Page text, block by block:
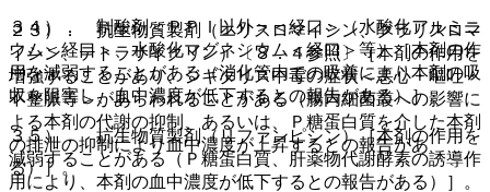
３４）． 制酸剤＜ＰＰＩ以外＞＜経口＞（水酸化アルミニ
ウム＜経口＞、水酸化マグネシウム＜経口＞等）［本剤の作
用を減弱することがある（消化管内での吸着により本剤の吸
収を阻害し、血中濃度が低下するとの報告がある）］。
３５）． 抗生物質製剤（リファンピシン）［本剤の作用を
減弱することがある（Ｐ糖蛋白質、肝薬物代謝酵素の誘導作
用により、本剤の血中濃度が低下するとの報告がある）］。
２３）． 抗生物質製剤（エリスロマイシン、クラリスロマ
イシン、テトラサイクリン）〔８．４参照〕［本剤の作用を
増強することがあり、ジギタリス中毒の症状＜悪心・嘔吐・
不整脈等＞があらわれることがある（腸内細菌叢への影響に
よる本剤の代謝の抑制、あるいは、Ｐ糖蛋白質を介した本剤
の排泄の抑制により血中濃度が上昇するとの報告があ
る）］。